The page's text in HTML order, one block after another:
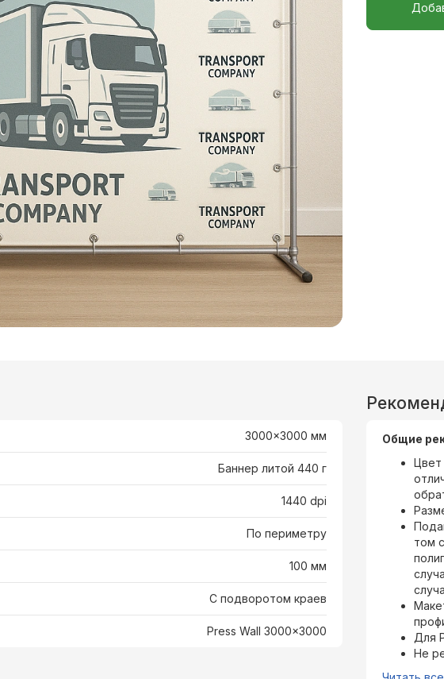
3000x3000 мм
Баннер литой 440 г
1440 dpi
По периметру
100 мм
С подворотом краев
Press Wall 3000x3000
Общие
Цвет
том
Для
Не